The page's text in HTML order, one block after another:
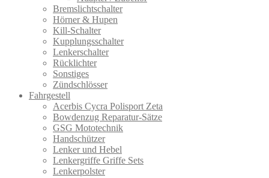
Bremslichtschalter
Hörner & Hupen
Kill-Schalter
Kupplungsschalter
Lenkerschalter
Rücklichter
Sonstiges
Zündschlösser
Fahrgestell
Acerbis Cycra Polisport Zeta
Bowdenzug Reparatur-Sätze
GSG Mototechnik
Handschützer
Lenker und Hebel
Lenkergriffe Griffe Sets
Lenkerpolster